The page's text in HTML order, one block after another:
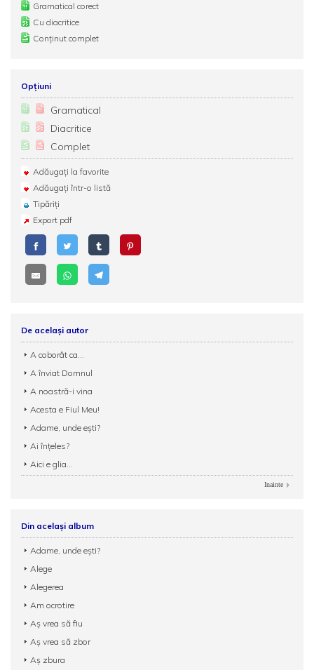
Gramatical corect
Cu diacritice
Conținut complet
Opțiuni
Gramatical
Diacritice
Complet
Adăugați la favorite
Adăugați într-o listă
Tipăriți
Export pdf
De același autor
A coborât ca...
A înviat Domnul
A noastră-i vina
Acesta e Fiul Meu!
Adame, unde eşti?
Ai înțeles?
Aici e glia...
Inainte
Din același album
Adame, unde eşti?
Alege
Alegerea
Am ocrotire
Aș vrea să fiu
Aș vrea să zbor
Aș zbura